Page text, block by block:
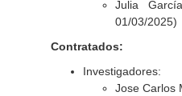
Julia
01/03/2025)
Contratados:
Investigadores:
Jose Carlos